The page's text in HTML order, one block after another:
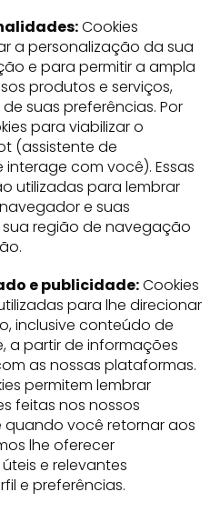
Cookies
a personalização da sua
e para permitir a ampla
produtos e serviços,
suas preferências. Por
para viabilizar o
(assistente de
com você). Essas
utilizadas para lembrar
e suas
região de navegação
e publicidade:Cookies
para lhe direcionar
inclusive conteúdo de
a partir de informações
as nossas plataformas.
permitem lembrar
feitas nos nossos
você retornar aos
lhe oferecer
e relevantes
e preferências.